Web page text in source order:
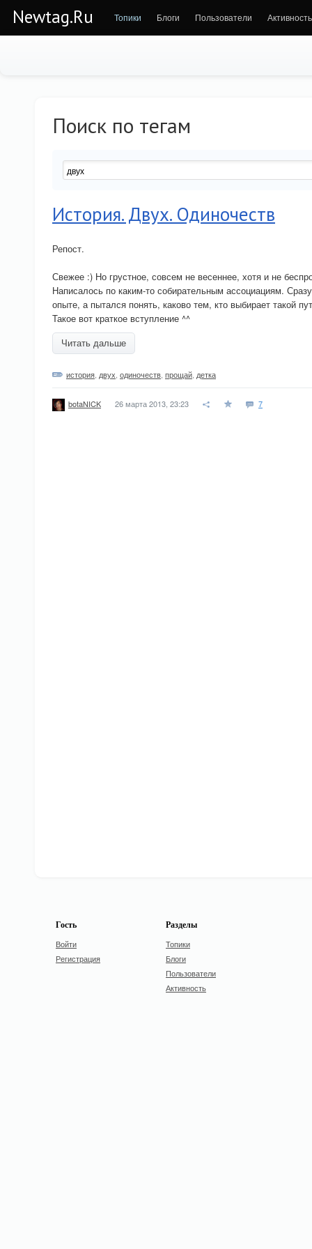
Newtag.Ru Топики Блоги Пользователи Активность
Поиск по тегам
История. Двух. Одиночеств
Репост.
Свежее :) Но грустное, совсем не весеннее, хотя и не
Написалось по каким-то собирательным ассоциациям.
опыте, а пытался понять, каково тем, кто выбирает такой
Такое вот краткое вступление ^^
Читать дальше
история двух одиночеств прощай детка
botaNICK 26 марта 2013, 23:23 7
Гость
Войти
Регистрация
Разделы
Топики
Блоги
Пользователи
Активность